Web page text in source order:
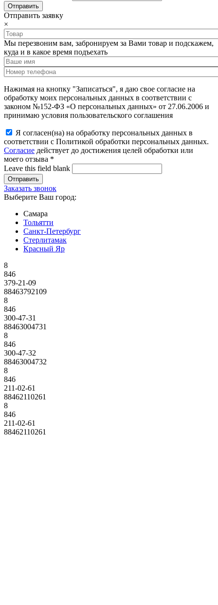
Отправить заявку
×
Мы перезвоним вам, забронируем за Вами товар и подскажем,
куда и в какое время подъехать
Нажимая на кнопку "Записаться", я даю свое согласие на
обработку моих персональных данных в соответствии с
законом №152-ФЗ «О персональных данных» от 27.06.2006 и
принимаю условия пользовательского соглашения
Я согласен(на) на обработку персональных данных в
соответствии с Политикой обработки персональных данных.
Согласие действует до достижения целей обработки или
моего отзыва *
Leave this field blank
Заказать звонок
Выберите Ваш город:
Самара
Тольятти
Санкт-Петербург
Стерлитамак
Красный Яр
8
846
379-21-09
88463792109
8
846
300-47-31
88463004731
8
846
300-47-32
88463004732
8
846
211-02-61
88462110261
8
846
211-02-61
88462110261